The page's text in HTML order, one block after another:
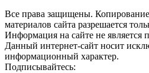
Все права защищены.
материалов сайта разрешается
Информация на сайте не является
Данный интернет-сайт носит
информационный характер.
Подписывайтесь: